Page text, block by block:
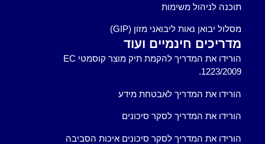
תוכנה לניהול משימות
מסלול יבואן נאות ליבואני מזון (GIP)
מדריכים חינמיים ועוד
הורידו את המדריך להקמת תיק מוצר קוסמטי EC
1223/2009.
הורידו את המדריך לאבטחת מידע
הורידו את המדריך לסקר סיכונים
הורידו את המדריך לסקר סיכונים איכות הסביבה